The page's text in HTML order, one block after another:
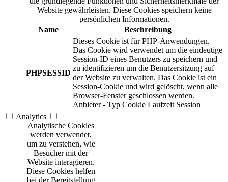
Website gewährleisten. Diese Cookies speichern keine
persönlichen Informationen.
Name
Beschreibung
PHPSESSID
Dieses Cookie ist für PHP-Anwendungen.
Das Cookie wird verwendet um die eindeutige
Session-ID eines Benutzers zu speichern und
zu identifizieren um die Benutzersitzung auf
der Website zu verwalten. Das Cookie ist ein
Session-Cookie und wird gelöscht, wenn alle
Browser-Fenster geschlossen werden.
Anbieter - Typ Cookie Laufzeit Session
Analytics
Analytische Cookies
werden verwendet,
um zu verstehen, wie
Besucher mit der
Website interagieren.
Diese Cookies helfen